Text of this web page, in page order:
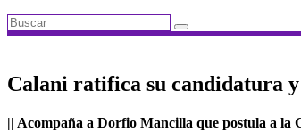
Calani ratifica su candidatura
|| Acompaña a Dorfio Mancilla que postula a la